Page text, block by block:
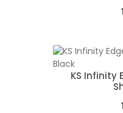
KS Infinity